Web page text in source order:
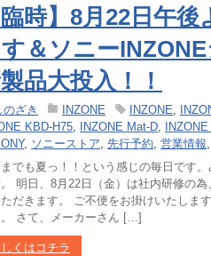
臨時】8月22日午
す＆ソニー
品大投入！！
のざき INZONE INZONE
KBD-H75
INZONE Mat-D
, ソニーストア 先行予約 営業情報
でも夏っ！！という感じの毎日です
。 明日、8月22日（金）は社内研修の
だきます。 ご不便をお掛けいたしま
。 さて、メーカーさん […]
くはコチラ